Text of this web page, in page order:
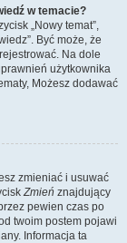
w temacie?
„Nowy temat”,
Być może, że
Na dole
użytkownika
Możesz dodawać
zmieniać i usuwać
Zmień znajdujący
pewien czas po
twoim postem pojawi
Informacja ta